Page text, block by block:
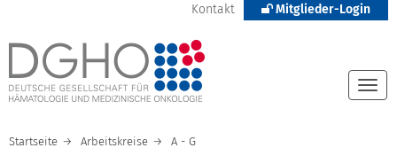
Kontakt Mitglieder-Login
Startseite Arbeitskreise A - G